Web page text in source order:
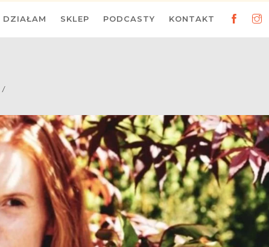
DZIAŁAM SKLEP PODCASTY KONTAKT
/